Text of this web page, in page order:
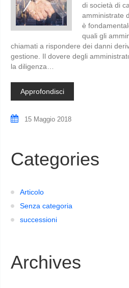
di società di
amministrate
è
quali gli
chiamati a rispondere dei danni
gestione. Il dovere degli
la diligenza…
Approfondisci
15 Maggio 2018
Categories
Articolo
Senza categoria
successioni
Archives